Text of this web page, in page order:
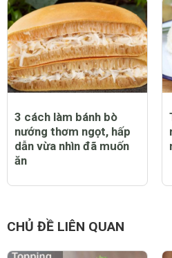
3 cách làm bánh bò
nướng thơm ngọt, hấp
dẫn vừa nhìn đã muốn
ăn
CHỦ ĐỀ LIÊN QUAN